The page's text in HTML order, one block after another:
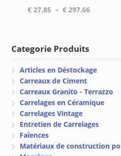
€27.85 – €297.66Plage
Categorie Produits
Articles en Déstockage
Carreaux de Ciment
Carreaux Granito - Terrazzo
Carrelages en Céramique
Carrelages Vintage
Entretien de Carrelages
Faïences
Matériaux de construction